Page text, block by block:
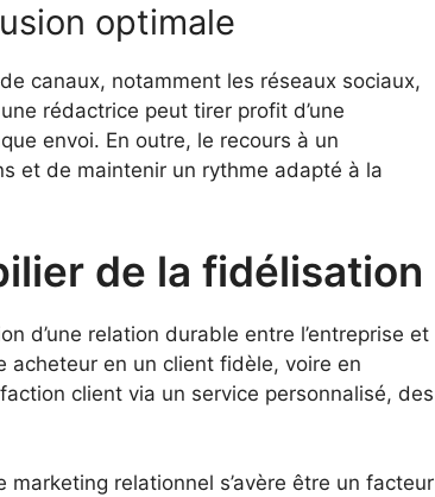
optimale
canaux, notamment les réseaux sociaux,
rédactrice peut tirer profit d’une
envoi. En outre, le recours à un
et de maintenir un rythme adapté à la
de la fidélisation
d’une relation durable entre l’entreprise et
acheteur en un client fidèle, voire en
client via un service personnalisé, des
relationnel s’avère être un facteur